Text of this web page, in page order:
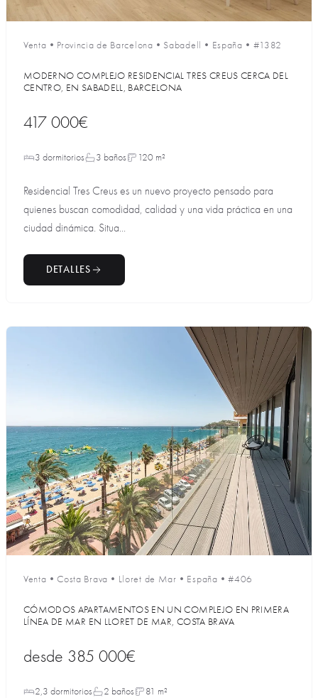
Venta • Provincia de Barcelona • Sabadell • España • #1382
MODERNO COMPLEJO RESIDENCIAL TRES CREUS CERCA DEL
CENTRO, EN SABADELL, BARCELONA
417 000€
3 dormitorios 3 baños 120 m²
Residencial Tres Creus es un nuevo proyecto pensado para
quienes buscan comodidad, calidad y una vida práctica en una
ciudad dinámica. Situa...
DETALLES
Venta •Costa Brava • Lloret de Mar • España •#406
CÓMODOS APARTAMENTOS EN UN COMPLEJO EN PRIMERA
LÍNEA DE MAR EN LLORET DE MAR, COSTA BRAVA
desde 385 000€
2,3 dormitorios 2 baños 81 m²